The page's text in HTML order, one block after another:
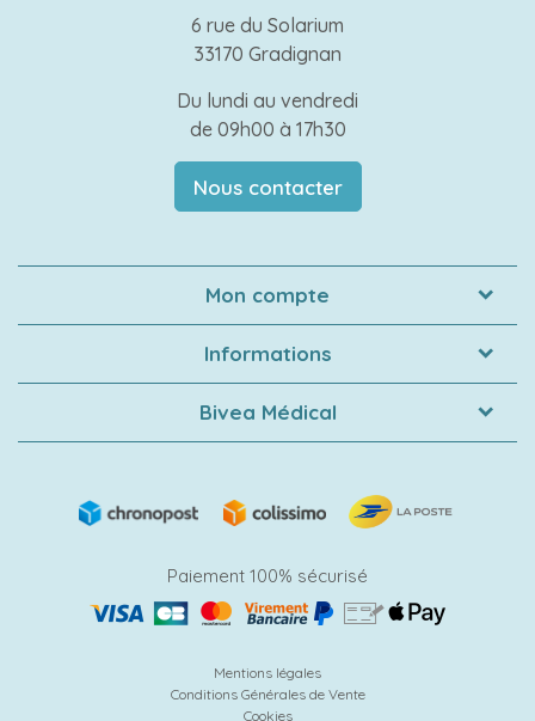
6 rue du Solarium
33170 Gradignan
Du lundi au vendredi
de 09h00 à 17h30
Nous contacter
Mon compte
Informations
Bivea Médical
Paiement 100% sécurisé
Mentions légales
Conditions Générales de Vente
Cookies